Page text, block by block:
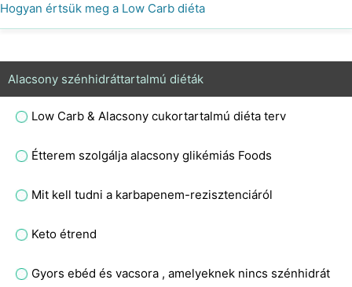
Hogyan értsük meg a Low Carb diéta
Alacsony szénhidráttartalmú diéták
Low Carb & Alacsony cukortartalmú diéta terv
Étterem szolgálja alacsony glikémiás Foods
Mit kell tudni a karbapenem-rezisztenciáról
Keto étrend
Gyors ebéd és vacsora , amelyeknek nincs szénhidrát